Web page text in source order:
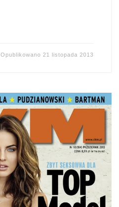
Opublikowano21 listopada 2013